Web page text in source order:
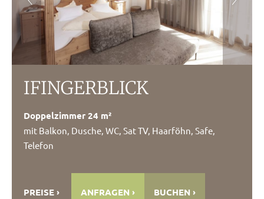
IFINGERBLICK
Doppelzimmer 24 m²
mit Balkon, Dusche, WC, Sat TV, Haarföhn, Safe,
Telefon
PREISE ANFRAGEN BUCHEN